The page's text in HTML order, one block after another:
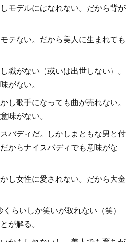
モデルにはなれない。だから背が
テない。だから美人に生まれても
職がない（或いは出世しない）。
がない。
し歌手になっても曲が売れない。
味がない。
バディだ。しかしまともな男と付
からナイスバディでも意味がな
し女性に愛されない。だから大金
らいしか笑いが取れない（笑）
が解る。